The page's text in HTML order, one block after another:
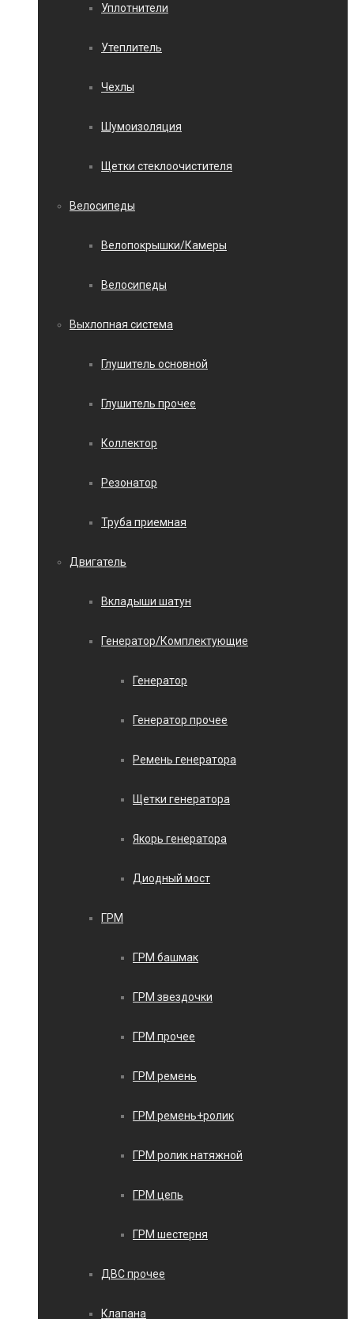
Уплотнители
Утеплитель
Чехлы
Шумоизоляция
Щетки стеклоочистителя
Велосипеды
Велопокрышки/Камеры
Велосипеды
Выхлопная система
Глушитель основной
Глушитель прочее
Коллектор
Резонатор
Труба приемная
Двигатель
Вкладыши шатун
Генератор/Комплектующие
Генератор
Генератор прочее
Ремень генератора
Щетки генератора
Якорь генератора
Диодный мост
ГРМ
ГРМ башмак
ГРМ звездочки
ГРМ прочее
ГРМ ремень
ГРМ ремень+ролик
ГРМ ролик натяжной
ГРМ цепь
ГРМ шестерня
ДВС прочее
Клапана